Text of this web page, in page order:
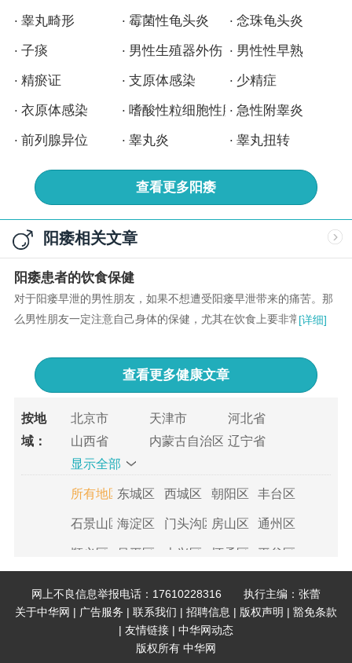
睾丸畸形
霉菌性龟头炎
念珠龟头炎
子痰
男性生殖器外伤
男性性早熟
精瘀证
支原体感染
少精症
衣原体感染
嗜酸性粒细胞性膀胱炎急性附睾炎
前列腺异位
睾丸炎 睾丸扭转
查看更多 阳痿
阳痿相关文章
阳痿患者的饮食保健
对于阳瘘早泄的男性朋友，如果不想遭受阳瘘早泄带来的痛苦。那
么男性朋友一定注意自己身体的保健，尤其在饮食上要非常的注
[详细]
查看更多健康文章
按地
域：
北京市 天津市
河北省
山西省
内蒙古自治区 辽宁省
吉林省
江苏省
浙江省
安徽省
河南省
湖北省
湖南省
广东省
广西壮族自治区海南省
云南省
西藏自治区
陕西省
甘肃省
青海省
宁夏回族自治区
新疆维吾尔自治区
显示全部
所有地区东城区 西城区 朝阳区 丰台区
石景山区海淀区 门头沟区房山区 通州区
顺义区 昌平区 大兴区 怀柔区 平谷区
所有地区和平区 河东区 河西区 南开区
红桥区 东丽区 西青区
网上不良信息举报电话：17610228316 执行主编：张蕾
关于中华网 | 广告服务 | 联系我们 | 招聘信息 | 版权声明 | 豁免条款
| 友情链接 | 中华网动态
版权所有 中华网